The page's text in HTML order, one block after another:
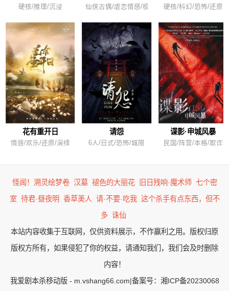
硬核/推理/沉浸 仙侠古偶/虐恋情感/极致爽文硬核/科幻/恐怖/还原
花有重开日
情感/欢乐/还原/演绎
请怨
6人/日式/恐怖/城限
谍影·申城风暴
民国/阵营/本格/欺诈
怪闻！溯灵绘梦卷 汉墓 褪色的大丽花 旧日残响·魔术师 七个密
室 待君·昼夜明 香草美人 请·不要·吃我 这个杀手有点东西，但不
多 诛仙
本站内容收集于互联网，仅供资料展示，不作赢利之用。版权归原
版权方所有，如果侵犯了你的权益，请通知我们，我们会及时删除
内容！
我爱剧本杀移动版 - m.vshang66.com|备案号：湘ICP备20230068